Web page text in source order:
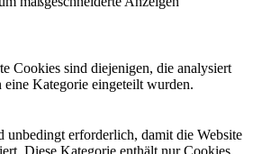
Cookies sind diejenigen, die analysiert
Kategorie eingeteilt wurden.
unbedingt erforderlich, damit die Website
Diese Kategorie enthält nur Cookies,